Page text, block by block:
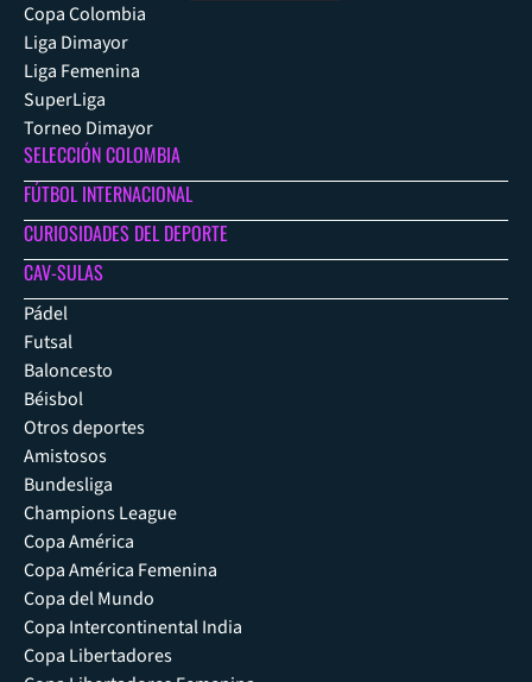
Copa Colombia
Liga Dimayor
Liga Femenina
SuperLiga
Torneo Dimayor
SELECCIÓN COLOMBIA
FÚTBOL INTERNACIONAL
CURIOSIDADES DEL DEPORTE
CAV-SULAS
Pádel
Futsal
Baloncesto
Béisbol
Otros deportes
Amistosos
Bundesliga
Champions League
Copa América
Copa América Femenina
Copa del Mundo
Copa Intercontinental India
Copa Libertadores